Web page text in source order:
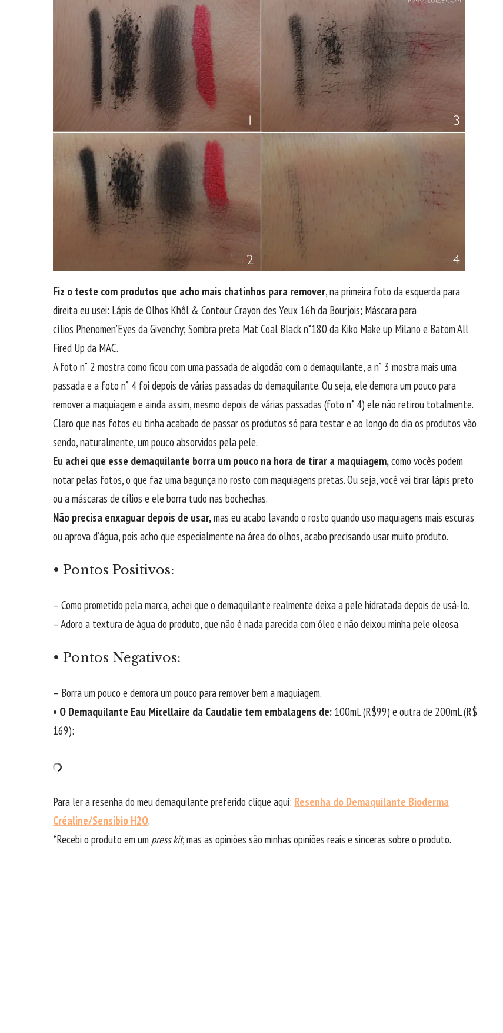
Fiz o teste com produtos que acho mais chatinhos para remover, na primeira foto da esquerda para
direita eu usei: Lápis de Olhos Khôl & Contour Crayon des Yeux 16h da Bourjois; Máscara para
cílios Phenomen’Eyes da Givenchy; Sombra preta Mat Coal Black n˚180 da Kiko Make up Milano e Batom All
Fired Up da MAC.
A foto n˚ 2 mostra como ficou com uma passada de algodão com o demaquilante, a n˚ 3 mostra mais uma
passada e a foto n˚ 4 foi depois de várias passadas do demaquilante. Ou seja, ele demora um pouco para
remover a maquiagem e ainda assim, mesmo depois de várias passadas (foto n˚ 4) ele não retirou totalmente.
Claro que nas fotos eu tinha acabado de passar os produtos só para testar e ao longo do dia os produtos vão
sendo, naturalmente, um pouco absorvidos pela pele.
Eu achei que esse demaquilante borra um pouco na hora de tirar a maquiagem,como vocês podem
notar pelas fotos, o que faz uma bagunça no rosto com maquiagens pretas. Ou seja, você vai tirar lápis preto
ou a máscaras de cílios e ele borra tudo nas bochechas.
Não precisa enxaguar depois de usar,mas eu acabo lavando o rosto quando uso maquiagens mais escuras
ou aprova d’água, pois acho que especialmente na área do olhos, acabo precisando usar muito produto.
• Pontos Positivos:
– Como prometido pela marca, achei que o demaquilante realmente deixa a pele hidratada depois de usá-lo.
– Adoro a textura de água do produto, que não é nada parecida com óleo e não deixou minha pele oleosa.
• Pontos Negativos:
– Borra um pouco e demora um pouco para remover bem a maquiagem.
• O Demaquilante Eau Micellaire da Caudalie tem embalagens de: 100mL (R$99) e outra de 200mL (R$
169):
Para ler a resenha do meu demaquilante preferido clique aqui: Resenha do Demaquilante Bioderma
Créaline/Sensibio H2O.
*Recebi o produto em um press kit, mas as opiniões são minhas opiniões reais e sinceras sobre o produto.